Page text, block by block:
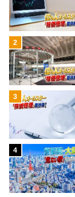
2
3
4